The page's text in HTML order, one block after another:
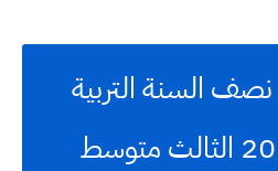
السنة التربية